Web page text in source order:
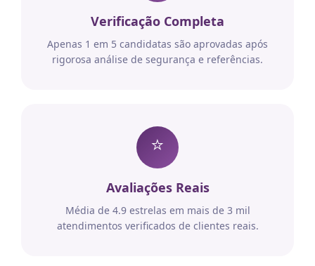
Verificação Completa
Apenas 1 em 5 candidatas são aprovadas após
rigorosa análise de segurança e referências.
⭐
Avaliações Reais
Média de 4.9 estrelas em mais de 3 mil
atendimentos verificados de clientes reais.